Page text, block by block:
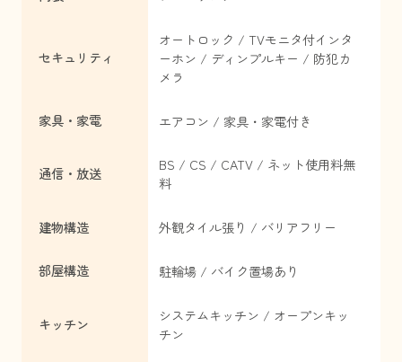
セキュリティ
オートロック / TVモニタ付インタ
ーホン / ディンプルキー / 防犯カ
メラ
家具・家電 エアコン / 家具・家電付き
通信・放送
BS / CS / CATV / ネット使用料無
料
建物構造 外観タイル張り / バリアフリー
部屋構造 駐輪場 / バイク置場あり
キッチン
システムキッチン / オープンキッ
チン